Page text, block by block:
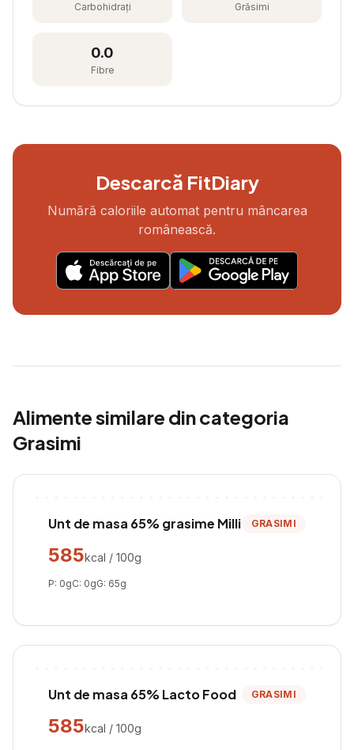
Carbohidrați Grăsimi
0.0
Fibre
Descarcă FitDiary
Numără caloriile automat pentru mâncarea
românească.
Alimente similare din categoria
Grasimi
Unt de masa 65% grasime Milli GRASIMI
585kcal / 100g
P: 0gC: 0gG: 65g
Unt de masa 65% Lacto Food GRASIMI
585kcal / 100g